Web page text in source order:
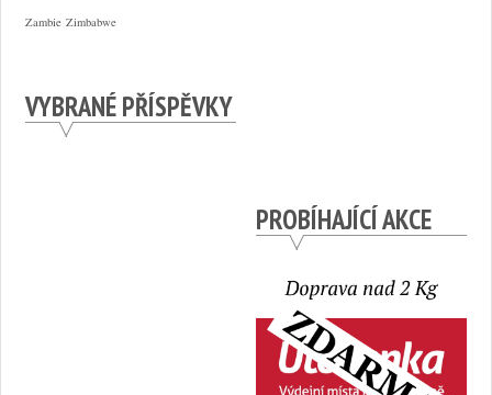
Zambie Zimbabwe
VYBRANÉ PŘÍSPĚVKY
PROBÍHAJÍCÍ AKCE